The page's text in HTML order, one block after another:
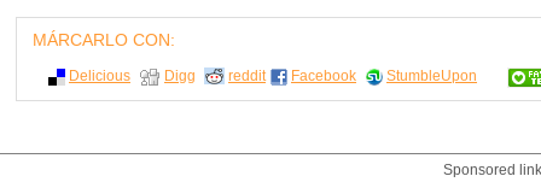
MÁRCARLO CON:
Delicious Digg reddit Facebook StumbleUpon
Sponsored